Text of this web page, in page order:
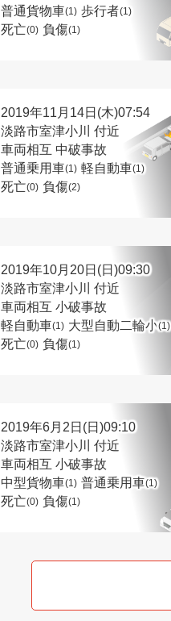
普通貨物車(1) 歩行者(1)
死亡(0) 負傷(1)
2019年11月14日(木)07:54
淡路市室津小川 付近
車両相互 中破事故
普通乗用車(1) 軽自動車(1)
死亡(0) 負傷(2)
2019年10月20日(日)09:30
淡路市室津小川 付近
車両相互 小破事故
軽自動車(1) 大型自動二輪小(1)
死亡(0) 負傷(1)
2019年6月2日(日)09:10
淡路市室津小川 付近
車両相互 小破事故
中型貨物車(1) 普通乗用車(1)
死亡(0) 負傷(1)